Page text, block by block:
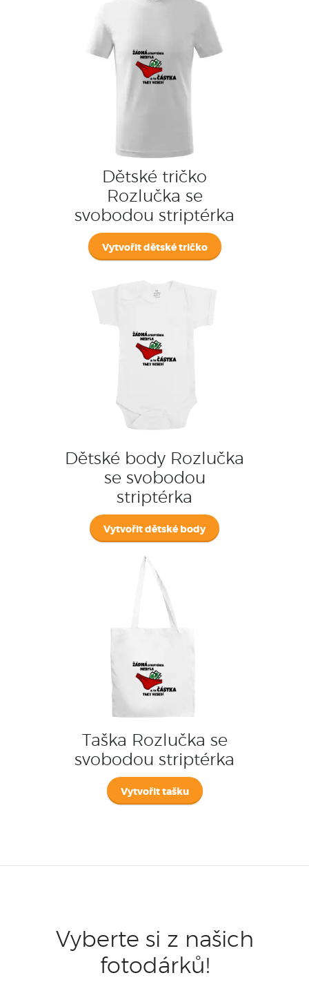
Dětské tričko
Rozlučka se
svobodou striptérka
Vytvořit dětské tričko
Dětské body Rozlučka
se svobodou
striptérka
Vytvořit dětské body
Taška Rozlučka se
svobodou striptérka
Vytvořit tašku
Vyberte si z našich
fotodárků!